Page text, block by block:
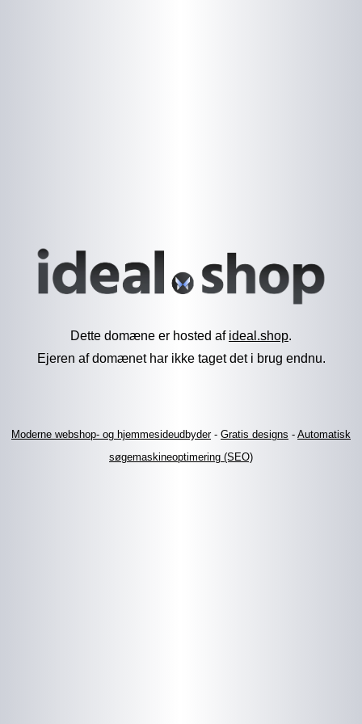
Dette domæne er hosted af ideal.shop.
Ejeren af domænet har ikke taget det i brug endnu.
Moderne webshop- og hjemmesideudbyder- Gratis designs - Automatisk
søgemaskineoptimering (SEO)